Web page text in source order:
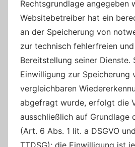
Rechtsgrundlage angegeben
Websitebetreiber hat ein
an der Speicherung von
zur technisch fehlerfreien
Bereitstellung seiner Dienste.
Einwilligung zur Speicherung
vergleichbaren
abgefragt wurde, erfolgt die
ausschließlich auf Grundlage
(Art. 6 Abs. 1 lit. a DSGVO